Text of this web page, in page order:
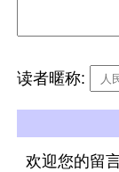
读者暱称:
欢迎您的留